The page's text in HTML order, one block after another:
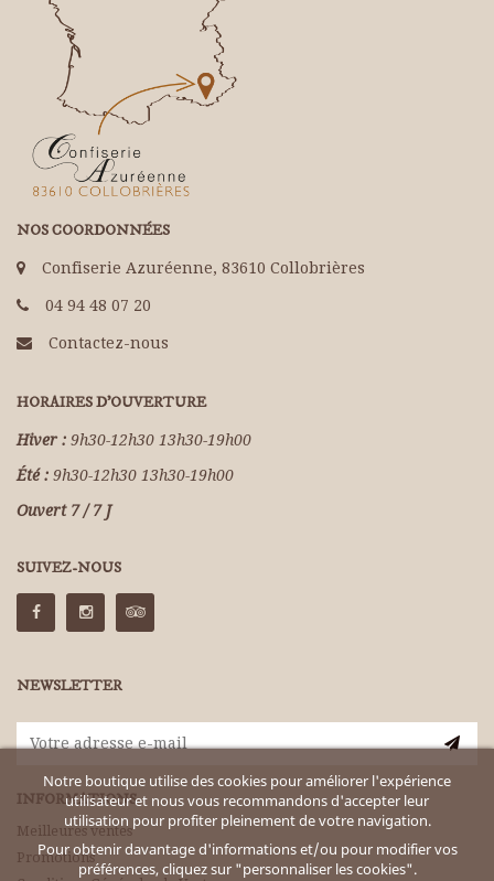
Notre boutique utilise des cookies pour améliorer l'expérience
utilisateur et nous vous recommandons d'accepter leur
utilisation pour profiter pleinement de votre navigation.
Pour obtenir davantage d'informations et/ou pour modifier vos
préférences, cliquez sur "personnaliser les cookies".
NOS COORDONNÉES
Confiserie Azuréenne, 83610 Collobrières
04 94 48 07 20
Contactez-nous
HORAIRES D'OUVERTURE
Hiver : 9h30-12h30 13h30-19h00
Été : 9h30-12h30 13h30-19h00
Ouvert 7 / 7 J
SUIVEZ-NOUS
NEWSLETTER
INFORMATIONS
Meilleures ventes
Promotions